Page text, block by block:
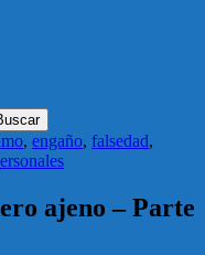
, engaño, falsedad,
ajeno – Parte